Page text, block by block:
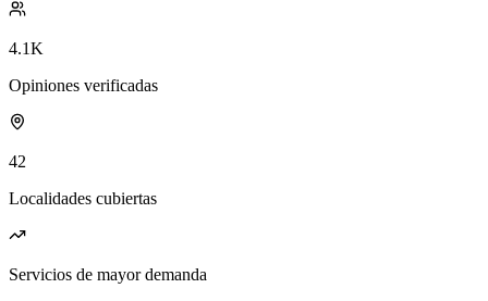
4.1K
Opiniones verificadas
42
Localidades cubiertas
Servicios de mayor demanda